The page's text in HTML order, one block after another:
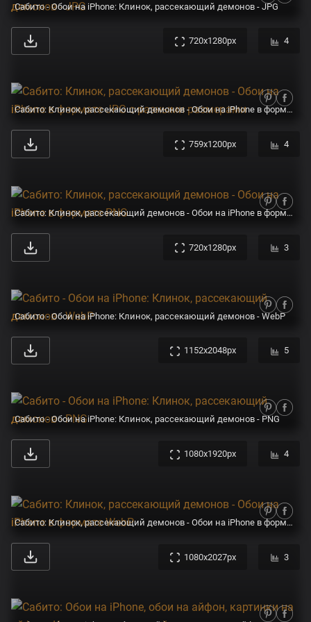
Сабито - Обои на iPhone: Клинок, рассекающий демонов - JPG
720x1280px 4
Сабито: Клинок, рассекающий демонов - Обои на iPhone в формате JPG с разными размерами
759x1200px 4
Сабито: Клинок, рассекающий демонов - Обои на iPhone в формате PNG
720x1280px 3
Сабито - Обои на iPhone: Клинок, рассекающий демонов - WebP
1152x2048px 5
Сабито - Обои на iPhone: Клинок, рассекающий демонов - PNG
1080x1920px 4
Сабито: Клинок, рассекающий демонов - Обои на iPhone в формате WebP
1080x2027px 3